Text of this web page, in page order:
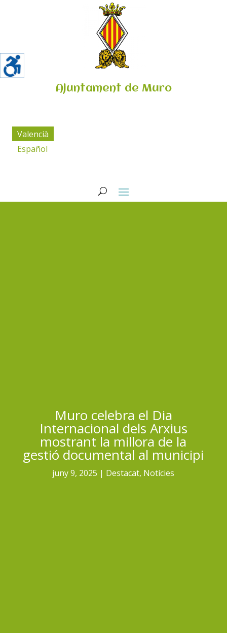
Ajuntament de Muro
Valencià
Español
Muro celebra el Dia
Internacional dels Arxius
mostrant la millora de la
gestió documental al municipi
juny 9, 2025 Destacat, Notícies